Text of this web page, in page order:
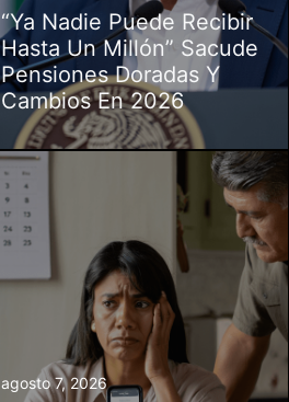
“Ya Nadie Puede Recibir
Hasta Un Millón” Sacude
Pensiones Doradas Y
Cambios En 2026
agosto 7, 2026